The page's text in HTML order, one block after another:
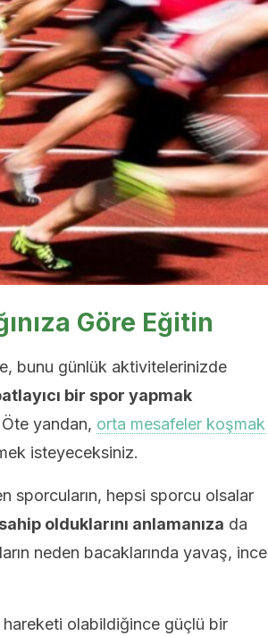
Göre Eğitin
bunu günlük aktivitelerinizde
bir spor yapmak
Öte yandan, orta mesafeler koşmak
isteyeceksiniz.
sporcuların, hepsi sporcu olsalar
olduklarını anlamanıza da
neden bacaklarında yavaş, ince
hareketi olabildiğince güçlü bir